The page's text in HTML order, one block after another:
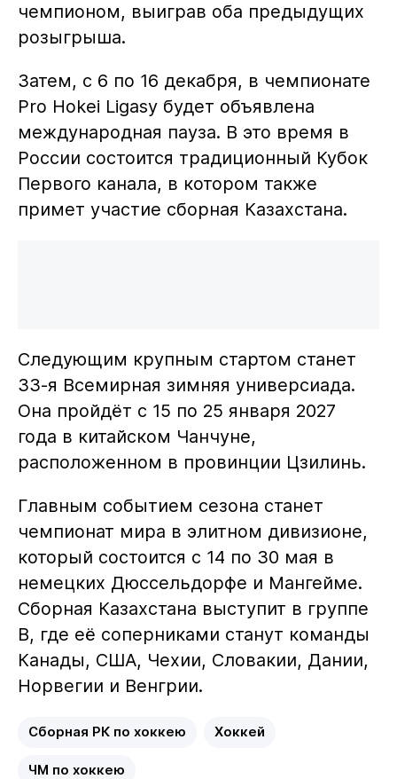
чемпионом, выиграв оба предыдущих
розыгрыша.
Затем, с 6 по 16 декабря, в чемпионате
Pro Hokei Ligasy будет объявлена
международная пауза. В это время в
России состоится традиционный Кубок
Первого канала, в котором также
примет участие сборная Казахстана.
Следующим крупным стартом станет
33-я Всемирная зимняя универсиада.
Она пройдёт с 15 по 25 января 2027
года в китайском Чанчуне,
расположенном в провинции Цзилинь.
Главным событием сезона станет
чемпионат мира в элитном дивизионе,
который состоится с 14 по 30 мая в
немецких Дюссельдорфе и Мангейме.
Сборная Казахстана выступит в группе
B, где её соперниками станут команды
Канады, США, Чехии, Словакии, Дании,
Норвегии и Венгрии.
Сборная РК по хоккею Хоккей
ЧМ по хоккею